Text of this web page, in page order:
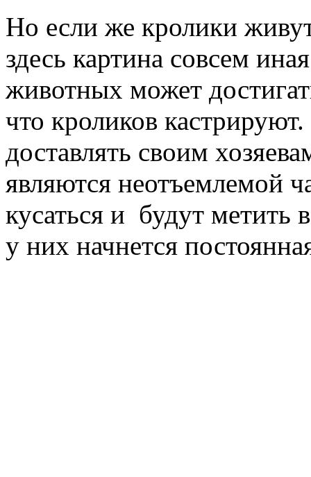
Но если же кролики
здесь картина совсем
животных может
что кроликов
доставлять своим
являются неотъемлемой
кусаться и будут метить
у них начнется